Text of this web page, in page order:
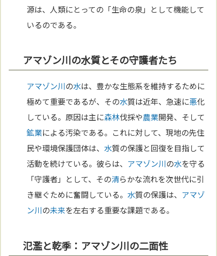
源は、人類にとっての「生命の泉」として機能して
いるのである。
アマゾン川の水質とその守護者たち
アマゾン川の水は、豊かな生態系を維持するために
極めて重要であるが、その水質は近年、急速に悪化
している。原因は主に森林伐採や農業開発、そして
鉱業による汚染である。これに対して、現地の先住
民や環境保護団体は、水質の保護と回復を目指して
活動を続けている。彼らは、 アマゾン川の水を守る
「守護者」として、その清らかな流れを次世代に引
き継ぐために奮闘している。水質の保護は、 アマゾ
ン川の未来を左右する重要な課題である。
氾濫と乾季：アマゾン川の二面性